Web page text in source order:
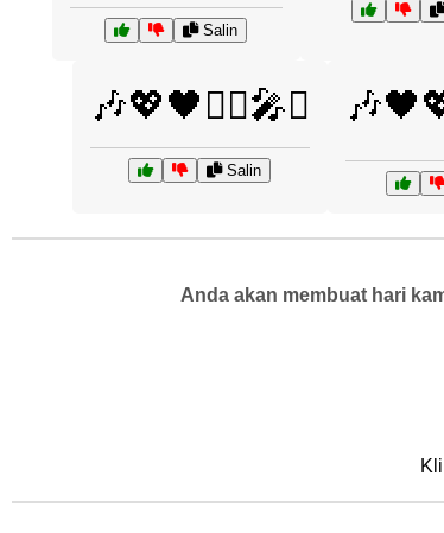
Salin
🎶💖🖤👯‍♀️🎤✨
Salin
Anda akan membuat hari